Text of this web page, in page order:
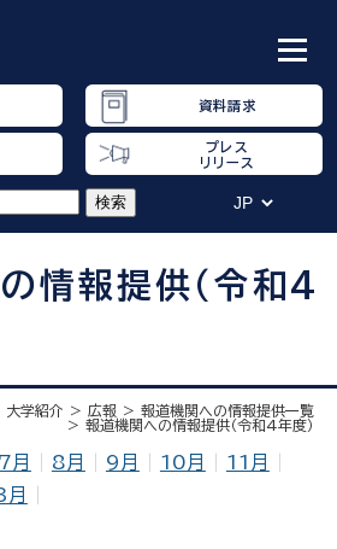
資料請求
プレス
リリース
情報提供（令和4
大学紹介 広報
報道機関への情報提供一覧
報道機関への情報提供（令和4年度）
7月 8月 9月 10月 11月
月